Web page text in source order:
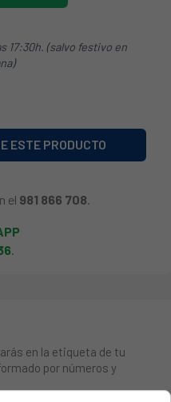
17:30h. (salvo festivo en
ESTE PRODUCTO
el 981 866 708.
en la etiqueta de tu
por números y